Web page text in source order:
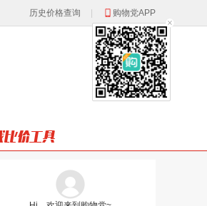
历史价格查询 购物党APP